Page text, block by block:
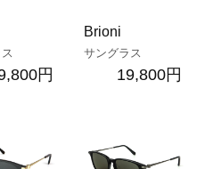
円
Brioni
サングラス
19,800円